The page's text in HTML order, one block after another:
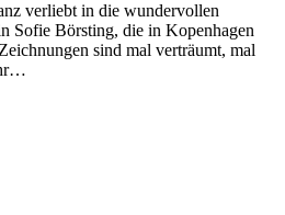
verliebt in die wundervollen
Sofie Börsting, die in Kopenhagen
sind mal verträumt, mal